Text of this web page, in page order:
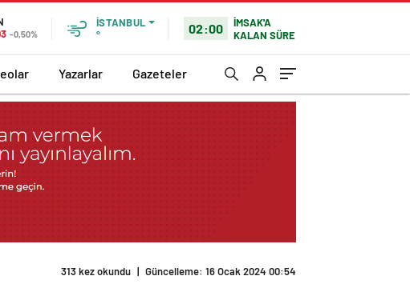
-0,50%
İSTANBUL
°
02:00
İMSAK'A
KALAN SÜRE
Yazarlar Gazeteler
313 kez okundu | Güncelleme: 16 Ocak 2024 00:54